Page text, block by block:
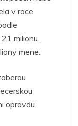
v roce
milionu.
mene.
opravdu